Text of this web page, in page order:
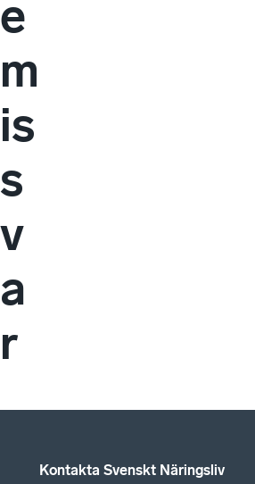
e
m
is
s
v
a
r
Kontakta Svenskt Näringsliv